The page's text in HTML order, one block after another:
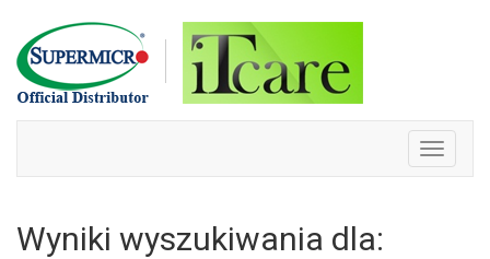
Skip
to
content
Toggle
Wyniki wyszukiwania dla: